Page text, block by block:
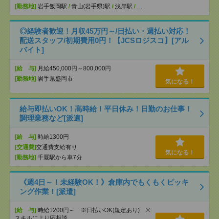
[勤務地] 岩手飯岡駅 / 青山(岩手県)駅 / 浅岸駅 / …
◎経験者歓迎！月収45万円～/日払い・週払い対応！
配送スタッフ/初期費用0円！【JCSロジスコ】[アル
バイト]
[給 与] 月給450,000円～800,000円
[勤務地] 岩手県盛岡市 気になる！
給与即払いOK！高時給！平日休み！日勤のお仕事！
調理業務など[派遣]
[給 与] 時給1300円
[交通費]交通費支給有り
[勤務地] 千厩駅から車7分
気になる！
《週4日～！未経験OK！》倉庫内でもくもくピッキ
ング作業！[派遣]
[給 与] 時給1200円～ ※日払いOK(規定あり) ※